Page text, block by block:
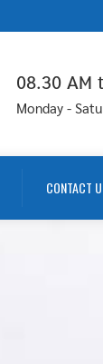
08.30 AM
Monday -
CONTACT